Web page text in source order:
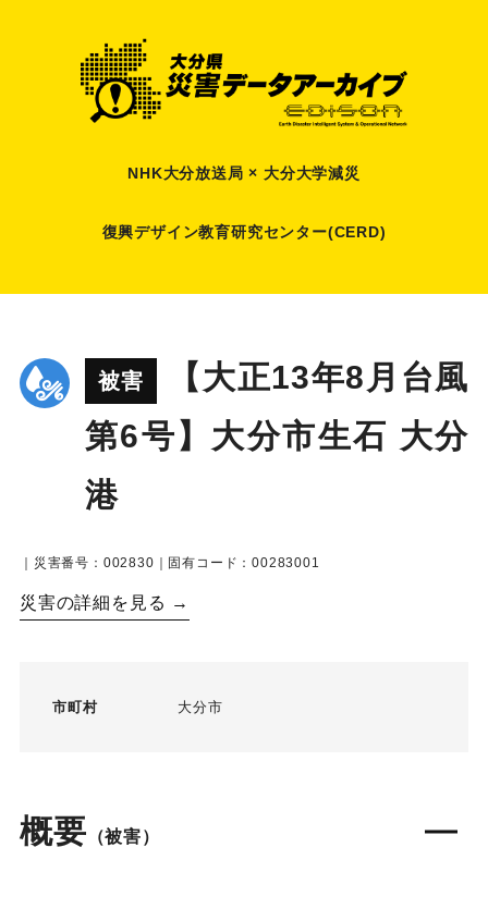
NHK大分放送局 × 大分大学減災
復興デザイン教育研究センター(CERD)
被害
【大正13年8月台風
第6号】大分市生石 大分
港
｜災害番号：002830｜固有コード：00283001
災害の詳細を見る →
市町村 大分市
概要 （被害）